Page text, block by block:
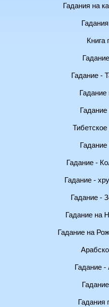
Гадания на
Книга
Гадание -
Гадание -
Гадание -
Гадание -
Гадание на
Гадание на
Гадание -
Гадания